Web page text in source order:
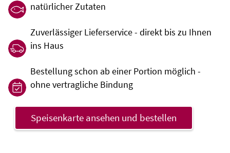
natürlicher Zutaten
Zuverlässiger Lieferservice - direkt bis zu Ihnen
ins Haus
Bestellung schon ab einer Portion möglich -
ohne vertragliche Bindung
Speisenkarte ansehen und bestellen